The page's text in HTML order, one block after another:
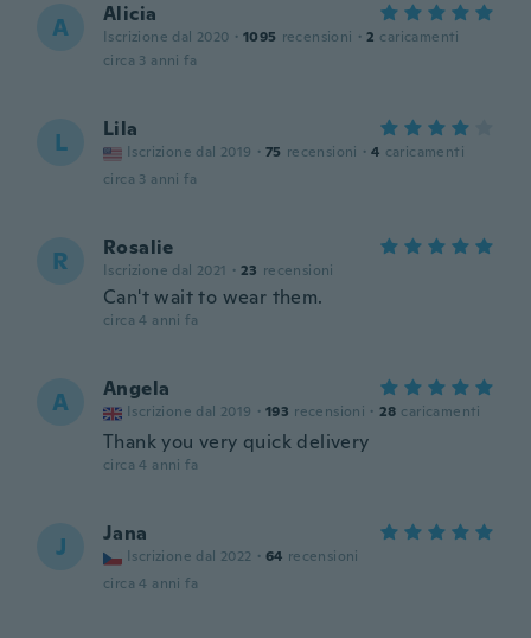
A Alicia
Iscrizione dal 2020 · 1095 recensioni · 2 caricamenti
circa 3 anni fa
L Lila
Iscrizione dal 2019 · 75 recensioni · 4 caricamenti
circa 3 anni fa
R Rosalie
Iscrizione dal 2021 · 23 recensioni
Can't wait to wear them.
circa 4 anni fa
A Angela
Iscrizione dal 2019 · 193 recensioni · 28 caricamenti
Thank you very quick delivery
circa 4 anni fa
J Jana
Iscrizione dal 2022 · 64 recensioni
circa 4 anni fa